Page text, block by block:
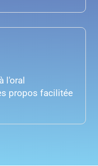
l'oral
propos facilitée